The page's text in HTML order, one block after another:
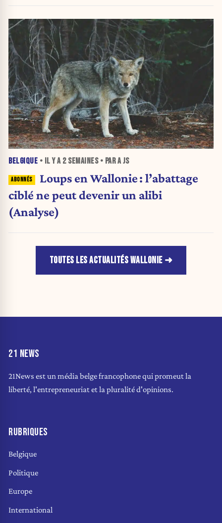
BELGIQUE • IL Y A 2 SEMAINES• PAR A JS
Loups en Wallonie : l’abattage
ciblé ne peut devenir un alibi
(Analyse)
TOUTES LES ACTUALITÉS WALLONIE
21 NEWS
21News est un média belge francophone qui promeut la
liberté, l'entrepreneuriat et la pluralité d'opinions.
RUBRIQUES
Belgique
Politique
Europe
International